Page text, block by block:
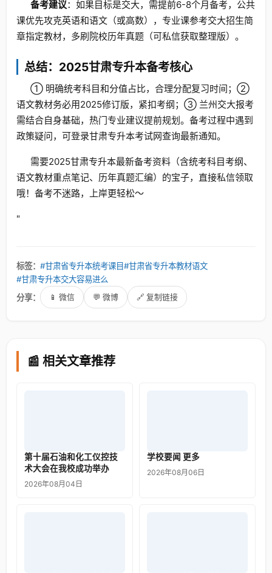
备考建议：如果目标是交大，需提前6-8个月备考，公共
课优先攻克英语和语文（或高数），专业课参考交大招生简
章指定教材，多刷院校历年真题（可私信获取整理版）。
总结：2025甘肃专升本备考核心
① 明确统考科目和分值占比，合理分配复习时间；②
语文教材务必用2025修订版，紧扣考纲；③ 兰州交大报考
需结合自身基础，热门专业建议提前规划。备考过程中遇到
政策疑问，可登录甘肃专升本考试网查询最新通知。
需要2025甘肃专升本最新备考资料（含统考科目考纲、
语文教材重点笔记、历年真题汇编）的宝子，直接私信领取
哦！备考不迷路，上岸更轻松～
"
标签： #甘肃省专升本统考课目#甘肃省专升本教材语文
#甘肃专升本交大容易进么
分享：
📱 微信 💬 微博 🔗 复制链接
📰 相关文章推荐
第十届石油和化工仪控技
术大会在我校成功举办
2026年08月04日
学校要闻 更多
2026年08月06日